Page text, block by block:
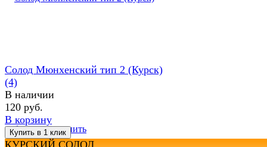
избранное сравнить
Солод Мюнхенский тип 2 (Курск)
(4)
В наличии
120 руб.
В корзину
КУРСКИЙ СОЛОД